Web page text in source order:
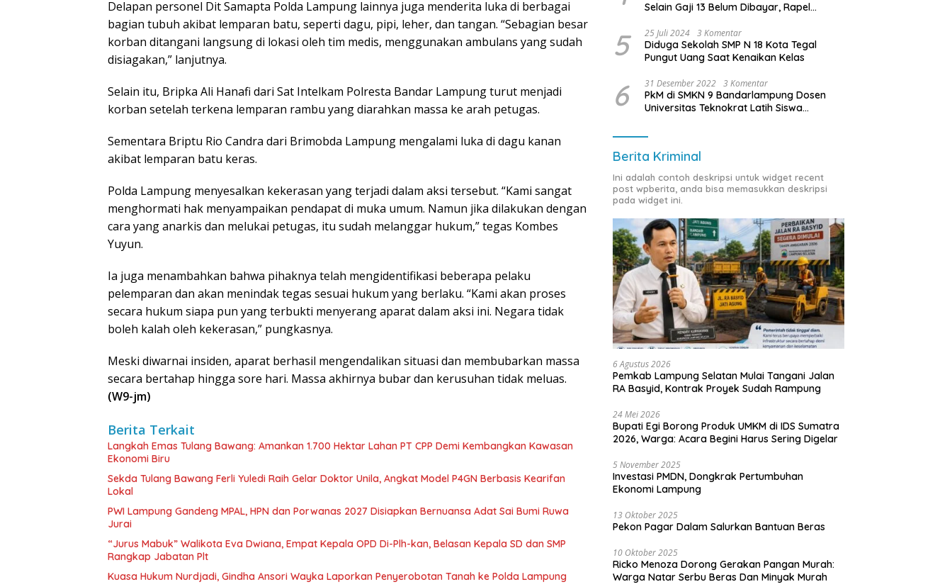
Delapan personel Dit Samapta Polda Lampung lainnya juga menderita luka di berbagai
bagian tubuh akibat lemparan batu, seperti dagu, pipi, leher, dan tangan. “Sebagian besar
korban ditangani langsung di lokasi oleh tim medis, menggunakan ambulans yang sudah
disiagakan,” lanjutnya.
Selain itu, Bripka Ali Hanafi dari Sat Intelkam Polresta Bandar Lampung turut menjadi
korban setelah terkena lemparan rambu yang diarahkan massa ke arah petugas.
Sementara Briptu Rio Candra dari Brimobda Lampung mengalami luka di dagu kanan
akibat lemparan batu keras.
Polda Lampung menyesalkan kekerasan yang terjadi dalam aksi tersebut. “Kami sangat
menghormati hak menyampaikan pendapat di muka umum. Namun jika dilakukan dengan
cara yang anarkis dan melukai petugas, itu sudah melanggar hukum,” tegas Kombes
Yuyun.
Ia juga menambahkan bahwa pihaknya telah mengidentifikasi beberapa pelaku
pelemparan dan akan menindak tegas sesuai hukum yang berlaku. “Kami akan proses
secara hukum siapa pun yang terbukti menyerang aparat dalam aksi ini. Negara tidak
boleh kalah oleh kekerasan,” pungkasnya.
Meski diwarnai insiden, aparat berhasil mengendalikan situasi dan membubarkan massa
secara bertahap hingga sore hari. Massa akhirnya bubar dan kerusuhan tidak meluas.
(W9-jm)
Berita Terkait
Langkah Emas Tulang Bawang: Amankan 1.700 Hektar Lahan PT CPP Demi Kembangkan Kawasan
Ekonomi Biru
Sekda Tulang Bawang Ferli Yuledi Raih Gelar Doktor Unila, Angkat Model P4GN Berbasis Kearifan
Lokal
PWI Lampung Gandeng MPAL, HPN dan Porwanas 2027 Disiapkan Bernuansa Adat Sai Bumi Ruwa
Jurai
“Jurus Mabuk” Walikota Eva Dwiana, Empat Kepala OPD Di-Plh-kan, Belasan Kepala SD dan SMP
Rangkap Jabatan Plt
Kuasa Hukum Nurdjadi, Gindha Ansori Wayka Laporkan Penyerobotan Tanah ke Polda Lampung
Selain Gaji 13 Belum Dibayar, Rapel
Dibayar
5 25 Juli 2024 3 Komentar
Diduga Sekolah SMP N 18 Kota Tegal
Pungut Uang Saat Kenaikan Kelas
6 31 Desember 2022 3 Komentar
PkM di SMKN 9 Bandarlampung Dosen
Universitas Teknokrat Latih Siswa
Berita Kriminal
Ini adalah contoh deskripsi untuk widget recent
post wpberita, anda bisa memasukkan deskripsi
pada widget ini.
6 Agustus 2026
Pemkab Lampung Selatan Mulai Tangani Jalan
RA Basyid, Kontrak Proyek Sudah Rampung
24 Mei 2026
Bupati Egi Borong Produk UMKM di IDS Sumatra
2026, Warga: Acara Begini Harus Sering Digelar
5 November 2025
Investasi PMDN, Dongkrak Pertumbuhan
Ekonomi Lampung
13 Oktober 2025
Pekon Pagar Dalam Salurkan Bantuan Beras
10 Oktober 2025
Ricko Menoza Dorong Gerakan Pangan Murah:
Warga Natar Serbu Beras Dan Minyak Murah